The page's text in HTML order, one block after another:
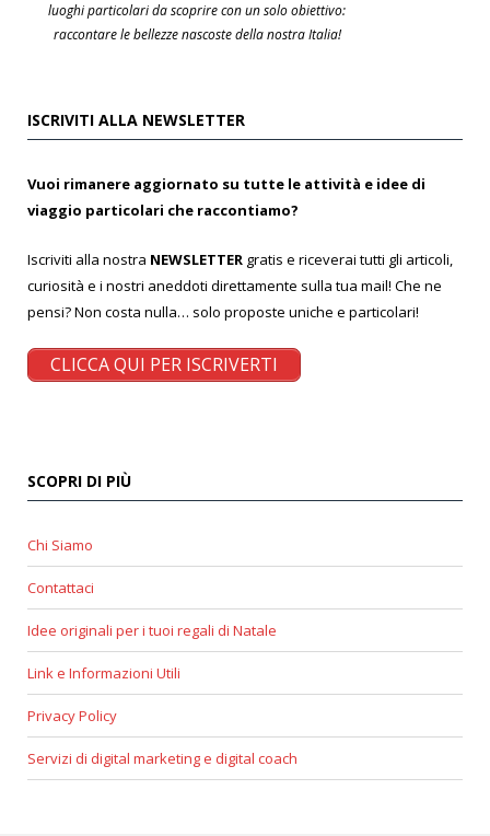
luoghi particolari da scoprire con un solo obiettivo:
raccontare le bellezze nascoste della nostra Italia!
ISCRIVITI ALLA NEWSLETTER
Vuoi rimanere aggiornato su tutte le attività e idee di
viaggio particolari che raccontiamo?
Iscriviti alla nostra NEWSLETTER gratis e riceverai tutti gli articoli,
curiosità e i nostri aneddoti direttamente sulla tua mail! Che ne
pensi? Non costa nulla… solo proposte uniche e particolari!
CLICCA QUI PER ISCRIVERTI
SCOPRI DI PIÙ
Chi Siamo
Contattaci
Idee originali per i tuoi regali di Natale
Link e Informazioni Utili
Privacy Policy
Servizi di digital marketing e digital coach